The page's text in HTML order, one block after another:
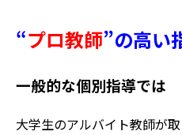
“プロ教師”の高い
一般的な個別指導では
大学生のアルバイト教師が